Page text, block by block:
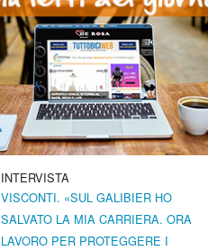
INTERVISTA
VISCONTI. «SUL GALIBIER HO
SALVATO LA MIA CARRIERA. ORA
LAVORO PER PROTEGGERE I